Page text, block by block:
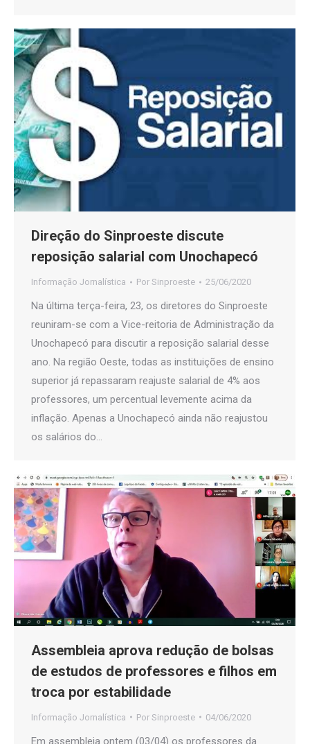
Direção do Sinproeste discute
reposição salarial com Unochapecó
Informação Jornalística Por Sinproeste 25/06/2020
Na última terça-feira, 23, os diretores do Sinproeste
reuniram-se com a Vice-reitoria de Administração da
Unochapecó para discutir a reposição salarial desse
ano. Na região Oeste, todas as instituições de ensino
superior já repassaram reajuste salarial de 4% aos
professores, um percentual levemente acima da
inflação. Apenas a Unochapecó ainda não reajustou
os salários do…
Assembleia aprova redução de bolsas
de estudos de professores e filhos em
troca por estabilidade
Informação Jornalística Por Sinproeste 04/06/2020
Em assembleia ontem (03/04) os professores da